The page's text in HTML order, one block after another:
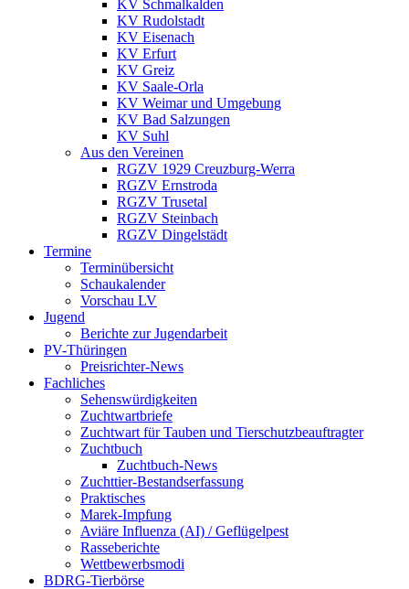
KV Schmalkalden
KV Rudolstadt
KV Eisenach
KV Erfurt
KV Greiz
KV Saale-Orla
KV Weimar und Umgebung
KV Bad Salzungen
KV Suhl
Aus den Vereinen
RGZV 1929 Creuzburg-Werra
RGZV Ernstroda
RGZV Trusetal
RGZV Steinbach
RGZV Dingelstädt
Termine
Terminübersicht
Schaukalender
Vorschau LV
Jugend
Berichte zur Jugendarbeit
PV-Thüringen
Preisrichter-News
Fachliches
Sehenswürdigkeiten
Zuchtwartbriefe
Zuchtwart für Tauben und Tierschutzbeauftragter
Zuchtbuch
Zuchtbuch-News
Zuchttier-Bestandserfassung
Praktisches
Marek-Impfung
Aviäre Influenza (AI) / Geflügelpest
Rasseberichte
Wettbewerbsmodi
BDRG-Tierbörse